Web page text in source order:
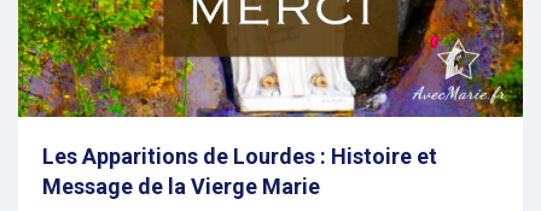
Les Apparitions de Lourdes : Histoire et
Message de la Vierge Marie